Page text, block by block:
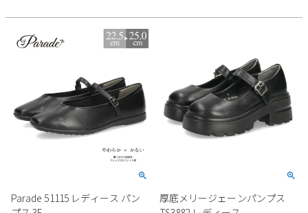
Parade 51115 レディース パン
厚底メリージェーンパンプス